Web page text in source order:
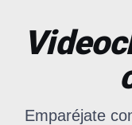
Emparéjate